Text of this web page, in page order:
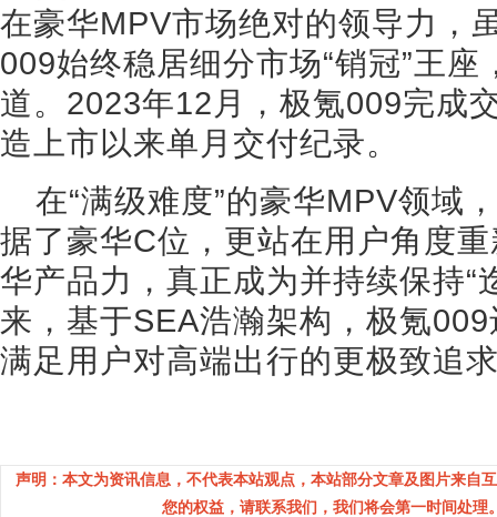
在豪华MPV市场绝对的领导力，
009始终稳居细分市场“销冠”王
道。2023年12月，极氪009完成
造上市以来单月交付纪录。
在“满级难度”的豪华MPV领域
据了豪华C位，更站在用户角度
华产品力，真正成为并持续保持“
来，基于SEA浩瀚架构，极氪
满足用户对高端出行的更极致追
声明：本文为资讯信息，不代表本站观点，本站部分文章及图片来自
您的权益，请联系我们，我们将会第一时间处